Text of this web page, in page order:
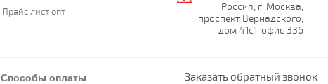
Прайс лист опт
Россия, г. Москва,
проспект Вернадского,
дом 41с1, офис 336
Заказать обратный звонок
Способы оплаты